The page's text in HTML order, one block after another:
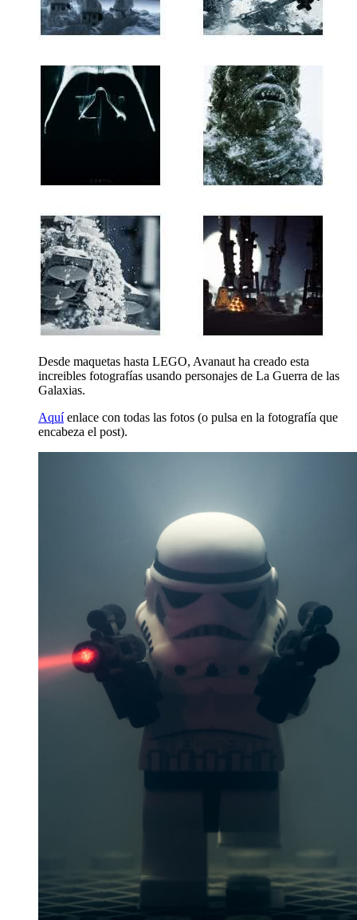
Desde maquetas hasta LEGO, Avanaut ha creado esta
increibles fotografías usando personajes de La Guerra de las
Galaxias.
Aquíenlace con todas las fotos (o pulsa en la fotografía que
encabeza el post).